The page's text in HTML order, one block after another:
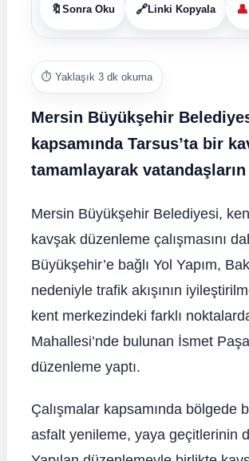
🔖 Sonra Oku 🔗Linki Kopyala 👤
⏱️ Yaklaşık 3 dk okuma
Mersin Büyükşehir
kapsamında Tarsus’ta bir
tamamlayarak
Mersin Büyükşehir Belediyesi,
kavşak düzenleme çalışmasını
Büyükşehir’e bağlı Yol Yapım,
nedeniyle trafik akışının
kent merkezindeki farklı
Mahallesi’nde bulunan İsmet
düzenleme yaptı.
Çalışmalar kapsamında bölgede
asfalt yenileme, yaya geçitlerinin